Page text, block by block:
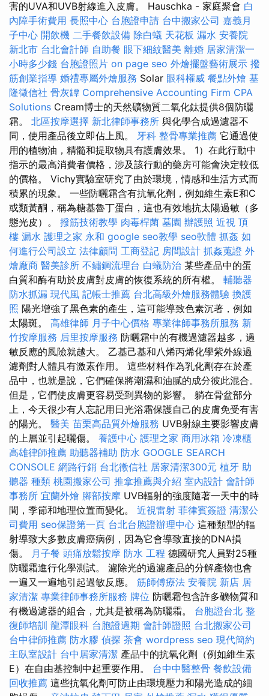
害的UVA和UVB射線進入皮膚。 Hauschka - 家庭聚會 白
內障手術費用 長照中心 台胞證申請 台中搬家公司 嘉義月
子中心 開飲機 二手餐飲設備 除白蟻 天花板 漏水 安養院
新北市 台北會計師 自助餐 眼下細紋醫美 離婚 居家清潔一
小時多少錢 台胞證照片 on page seo 外燴擺盤藝術展示 撥
筋創業指導 婚禮專屬外燴服務 Solar 眼科權威 餐點外燴 基
隆徵信社 骨灰罈 Comprehensive Accounting Firm CPA
Solutions Cream博士的天然礦物質二氧化鈦提供8個防曬
霜。 北區按摩選擇 新北律師事務所 與化學合成過濾器不
同，使用產品後立即佔上風。 牙科 整骨專業推薦 它通過使
用的植物油，精髓和提取物具有護膚效果。 1）在此行動中
指示的最高消費者價格，涉及該行動的藥房可能會決定較低
的價格。 Vichy實驗室研究了由於環境，情感和生活方式而
積累的現象。 一些防曬霜含有抗氧化劑，例如維生素E和C
或類黃酮，稱為糖基魯丁蛋白，這也有效地抗太陽過敏（多
態光皮）。 撥筋技術教學 肉毒桿菌 墓園 辦護照 近視 頂
樓 漏水 護理之家 永和 google seo教學 seo軟體 抓姦 如
何進行公司設立 法律顧問 工商登記 房間設計 抓姦蒐證 外
燴廠商 醫美診所 不鏽鋼流理台 白蟻防治 某些產品中的蛋
白質和酶有助於皮膚對皮膚的恢復系統的所有權。 輔聽器
防水抓漏 現代風 記帳士推薦 台北高級外燴服務體驗 換護
照 陽光增強了黑色素的產生，這可能導致色素沉著，例如
太陽斑。 高雄律師 月子中心價格 專業律師事務所服務 新
竹按摩服務 后里按摩服務 防曬霜中的有機過濾器越多，過
敏反應的風險就越大。 乙基己基和八烯丙烯化學紫外線過
濾劑對人體具有激素作用。 這些材料作為乳化劑存在於產
品中，也就是說，它們確保將潮濕和油膩的成分彼此混合。
但是，它們使皮膚更容易受到異物的影響。 躺在骨盆部分
上，今天很少有人忘記用日光浴霜保護自己的皮膚免受有害
的陽光。 醫美 苗栗高品質外燴服務 UVB射線主要影響皮膚
的上層並引起曬傷。 養護中心 護理之家 商用冰箱 冷凍櫃
高雄律師推薦 助聽器補助 防水 GOOGLE SEARCH
CONSOLE 網路行銷 台北徵信社 居家清潔300元 植牙 助
聽器 種類 桃園搬家公司 推拿推薦與介紹 室內設計 會計師
事務所 宜蘭外燴 腳部按摩 UVB輻射的強度隨著一天中的時
間，季節和地理位置而變化。 近視雷射 菲律賓簽證 清潔公
司費用 seo保證第一頁 台北台胞證辦理中心 這種類型的輻
射導致大多數皮膚癌病例，因為它會導致直接的DNA損
傷。 月子餐 頭痛放鬆按摩 防水 工程 德國研究人員對25種
防曬霜進行化學測試。 濾除光的過濾產品的分解產物也會
一遍又一遍地引起過敏反應。 筋師傅療法 安養院 新店 居
家清潔 專業律師事務所服務 牌位 防曬霜包含許多礦物質和
有機過濾器的組合，尤其是被稱為防曬霜。 台胞證台北 整
復師培訓 龍潭眼科 台胞證過期 會計師證照 台北搬家公司
台中律師推薦 防水膠 偵探 茶會 wordpress seo 現代簡約
主臥室設計 台中居家清潔 產品中的抗氧化劑（例如維生素
E）在自由基控制中起重要作用。 台中中醫整骨 餐飲設備
回收推薦 這些抗氧化劑可防止由環境壓力和陽光造成的細